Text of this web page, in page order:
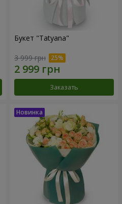
Букет "Tatyana"
3 999 грн
Заказать